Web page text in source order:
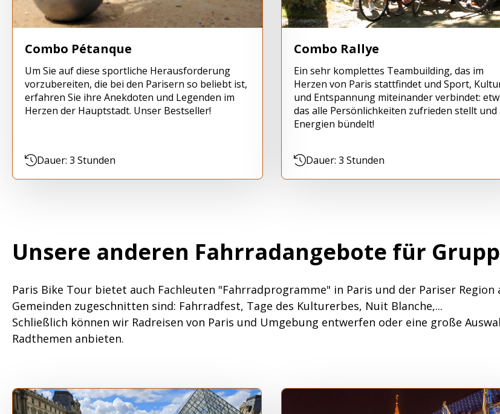
Combo Pétanque
Um Sie auf diese sportliche Herausforderung
vorzubereiten, die bei den Parisern so beliebt ist,
erfahren Sie ihre Anekdoten und Legenden im
Herzen der Hauptstadt. Unser Bestseller!
Dauer: 3 Stunden
Combo Rallye
Ein sehr komplettes Teambuilding, das im
Herzen von Paris stattfindet und Sport,
und Entspannung miteinander verbindet:
das alle Persönlichkeiten zufrieden stellt und
Energien bündelt!
Dauer: 3 Stunden
Unsere anderen Fahrradangebote für
Paris Bike Tour bietet auch Fachleuten "Fahrradprogramme" in Paris und der Pariser
Gemeinden zugeschnitten sind: Fahrradfest, Tage des Kulturerbes, Nuit Blanche,...
Schließlich können wir Radreisen von Paris und Umgebung entwerfen oder eine große
Radthemen anbieten.